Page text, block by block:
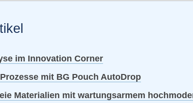
im Innovation Corner
mit BG Pouch AutoDrop
Materialien mit wartungsarmem